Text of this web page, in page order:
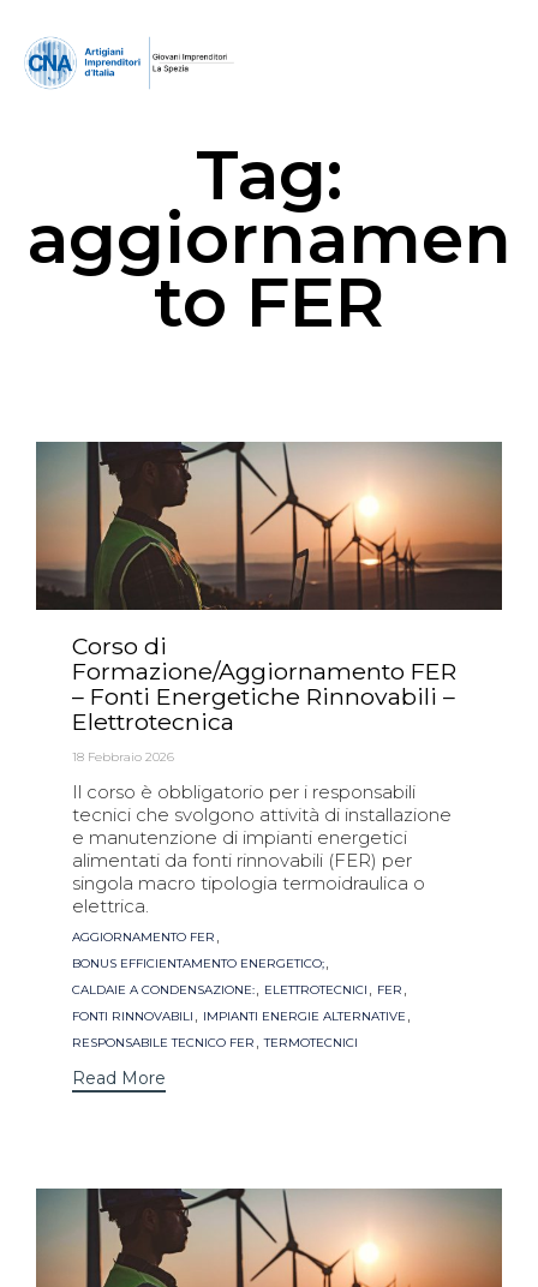
Tag:
aggiornamen
to FER
Corso di
Formazione/Aggiornamento FER
– Fonti Energetiche Rinnovabili –
Elettrotecnica
18 Febbraio 2026
Il corso è obbligatorio per i responsabili
tecnici che svolgono attività di installazione
e manutenzione di impianti energetici
alimentati da fonti rinnovabili (FER) per
singola macro tipologia termoidraulica o
elettrica.
Tags
AGGIORNAMENTO FER ,
BONUS EFFICIENTAMENTO ENERGETICO;,
CALDAIE A CONDENSAZIONE:, ELETTROTECNICI , FER ,
FONTI RINNOVABILI , IMPIANTI ENERGIE ALTERNATIVE ,
RESPONSABILE TECNICO FER ,TERMOTECNICI
Read More